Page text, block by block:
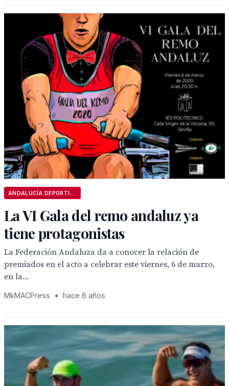
La VI Gala del remo andaluz ya
tiene protagonistas
La Federación Andaluza da a conocer la relación de
premiados en el acto a celebrar este viernes, 6 de marzo,
en la...
MkMACPress • hace 6 años